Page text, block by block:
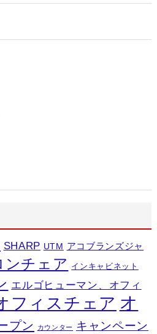
SHARP UTM アコブランズジャ
ンチェア インキャビネット
エルゴヒューマン、オフィ
フィスチェア オ
プン カウンター キャンペーン